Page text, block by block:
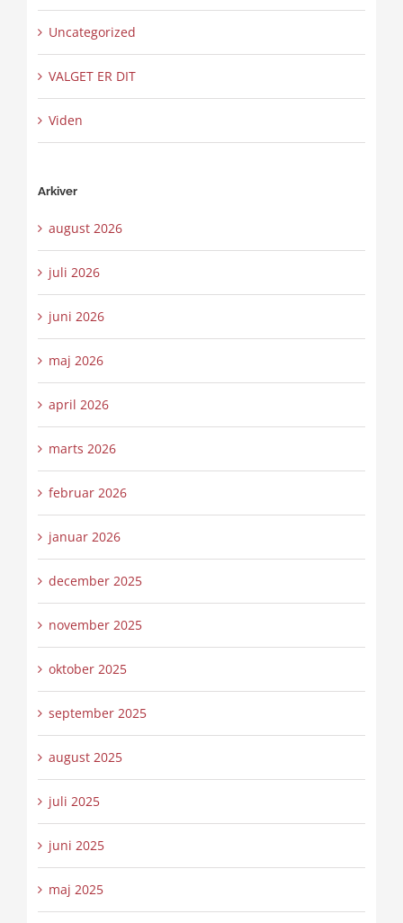
Uncategorized
VALGET ER DIT
Viden
Arkiver
august 2026
juli 2026
juni 2026
maj 2026
april 2026
marts 2026
februar 2026
januar 2026
december 2025
november 2025
oktober 2025
september 2025
august 2025
juli 2025
juni 2025
maj 2025